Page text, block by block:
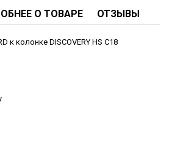
О ТОВАРЕ ОТЗЫВЫ
к колонке DISCOVERY HS C18